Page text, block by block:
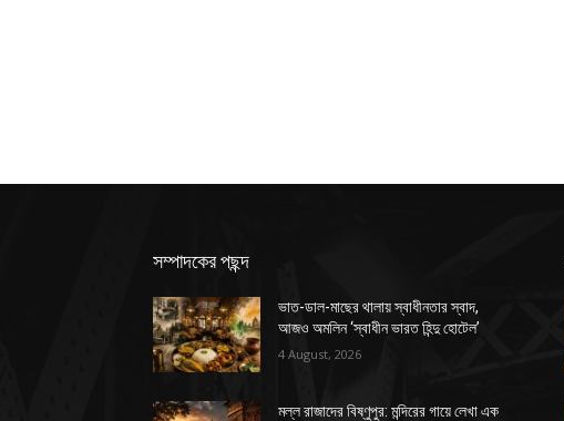
সম্পাদকের পছন্দ
ভাত-ডাল-মাছের থালায় স্বাধীনতার স্বাদ,
আজও অমলিন ‘স্বাধীন ভারত হিন্দু হোটেল’
4 August, 2026
মল্ল রাজাদের বিষ্ণুপুর: মন্দিরের গায়ে লেখা এক